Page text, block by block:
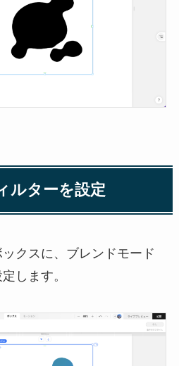
ルターを設定
クスに、ブレンドモード
します。